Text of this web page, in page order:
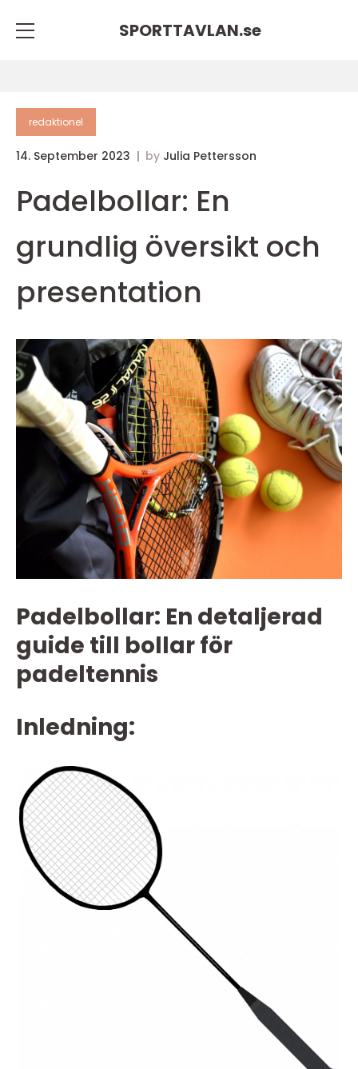
SPORTTAVLAN.se
redaktionel
14. September 2023 by Julia Pettersson
Padelbollar: En
grundlig översikt och
presentation
Padelbollar: En detaljerad
guide till bollar för
padeltennis
Inledning: